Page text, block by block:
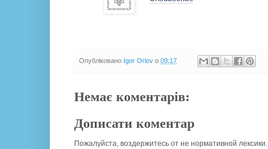
Опубліковано Igor Orlov о 09:17
Немає коментарів:
Дописати коментар
Пожалуйста, воздержитесь от не нормативной лексики.